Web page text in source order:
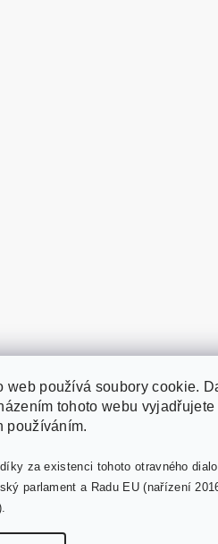
web používá soubory cookie.
tohoto webu
používáním.
za existenci tohoto otravného
parlament a Radu EU (nařízení